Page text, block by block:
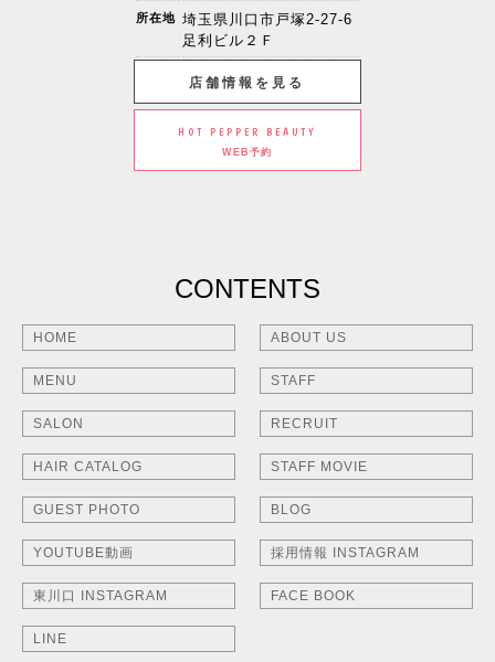
所在地 埼玉県川口市戸塚2-27-6
足利ビル２Ｆ
店舗情報を見る
HOT PEPPER BEAUTY
WEB予約
CONTENTS
HOME ABOUT US
MENU STAFF
SALON RECRUIT
HAIR CATALOG STAFF MOVIE
GUEST PHOTO BLOG
YOUTUBE動画 採用情報 INSTAGRAM
東川口 INSTAGRAM FACE BOOK
LINE